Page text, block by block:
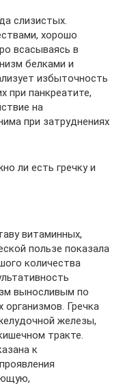
слизистых.
хорошо
всасываясь в
белками и
избыточность
при панкреатите,
на
при затруднениях
ли есть гречку и
витаминных,
пользе показала
количества
выносливым по
Гречка
железы,
тракте.
к